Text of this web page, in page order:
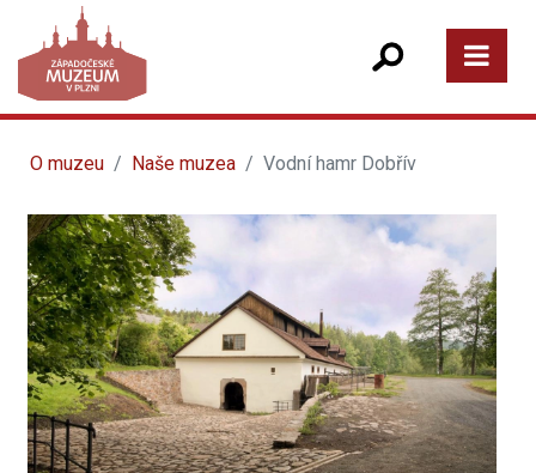
O muzeu Naše muzea Vodní hamr Dobřív